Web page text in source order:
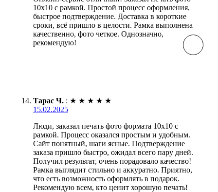
10х10 с рамкой. Простой процесс оформления,
быстрое подтверждение. Доставка в короткие
сроки, всё пришло в целости. Рамка выполнена
качественно, фото четкое. Однозначно,
рекомендую!
Тарас Ч. : ★ ★ ★ ★ ★
15.02.2025
Люди, заказал печать фото формата 10х10 с
рамкой. Процесс оказался простым и удобным.
Сайт понятный, шаги ясные. Подтверждение
заказа пришло быстро, ожидал всего пару дней.
Получил результат, очень порадовало качество!
Рамка выглядит стильно и аккуратно. Приятно,
что есть возможность оформлять в подарок.
Рекомендую всем, кто ценит хорошую печать!